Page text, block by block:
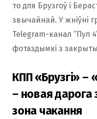
то для Брузгоў і
звычайнай. У жніўні
Telegram-канал “Пул
фотаздымкі з
КПП «Брузгі» –
– новая дарога
зона чакання